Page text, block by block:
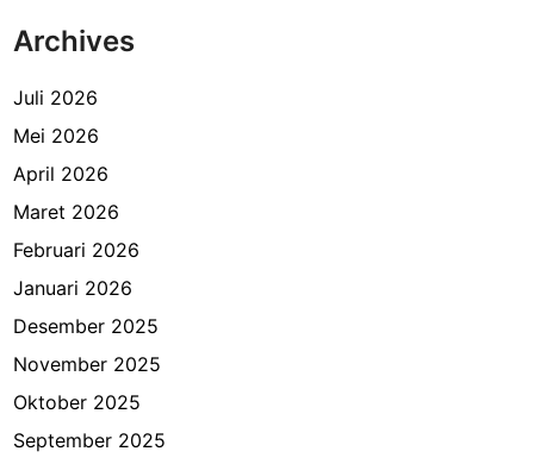
Archives
Juli 2026
Mei 2026
April 2026
Maret 2026
Februari 2026
Januari 2026
Desember 2025
November 2025
Oktober 2025
September 2025